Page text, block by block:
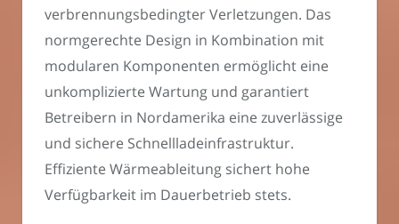
verbrennungsbedingter Verletzungen. Das
normgerechte Design in Kombination mit
modularen Komponenten ermöglicht eine
unkomplizierte Wartung und garantiert
Betreibern in Nordamerika eine zuverlässige
und sichere Schnellladeinfrastruktur.
Effiziente Wärmeableitung sichert hohe
Verfügbarkeit im Dauerbetrieb stets.